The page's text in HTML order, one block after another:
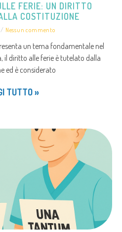
FERIE: UN DIRITTO
COSTITUZIONE
Nessun commento
un tema fondamentale nel
il diritto alle ferie è tutelato dalla
ed è considerato
TUTTO »